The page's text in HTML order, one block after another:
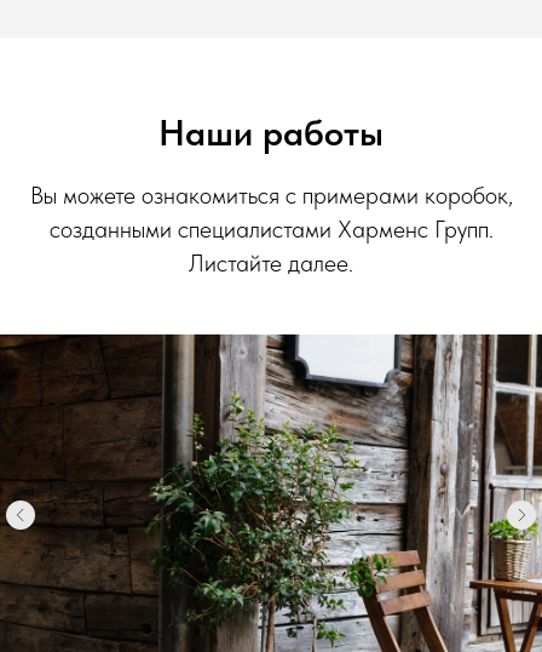
Наши работы
Вы можете ознакомиться с примерами коробок,
созданными специалистами Харменс Групп.
Листайте далее.